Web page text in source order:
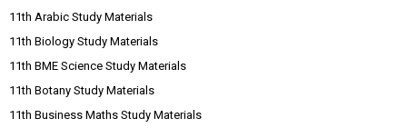
11th Arabic Study Materials
11th Biology Study Materials
11th BME Science Study Materials
11th Botany Study Materials
11th Business Maths Study Materials